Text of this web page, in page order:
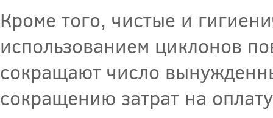
Кроме того, чистые и
использованием циклонов
сокращают число
сокращению затрат на